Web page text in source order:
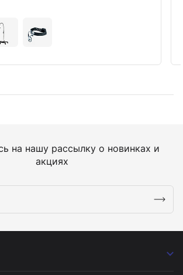
на нашу рассылку о новинках и
акциях